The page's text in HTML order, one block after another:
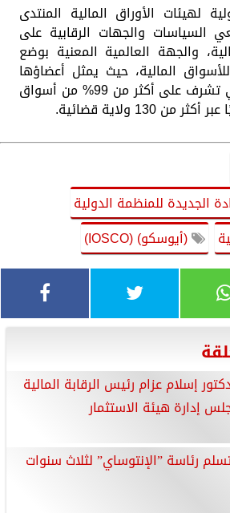
لهيئات الأوراق المالية المنتدى
السياسات والجهات الرقابية على
والجهة العالمية المعنية بوضع
للأسواق المالية، حيث يمثل أعضاؤها
الجهات الرقابية التي تشرف على أكثر من 99% من أسواق
130 ولاية قضائية.
الجديدة للمنظمة الدولية
(أيوسكو) (IOSCO)
إسلام عزام رئيس الرقابة المالية
إدارة هيئة الاستثمار
رئاسة ”الإنتوساي” لثلاث سنوات